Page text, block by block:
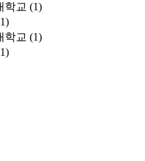
학교 (1)
학교 (1)